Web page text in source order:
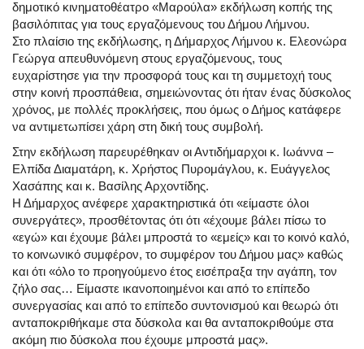
δημοτικό κινηματοθέατρο «Μαρούλα» εκδήλωση κοπής της
βασιλόπιτας για τους εργαζόμενους του Δήμου Λήμνου.
Στο πλαίσιο της εκδήλωσης, η Δήμαρχος Λήμνου κ. Ελεονώρα
Γεώργα απευθυνόμενη στους εργαζόμενους, τους
ευχαρίστησε για την προσφορά τους και τη συμμετοχή τους
στην κοινή προσπάθεια, σημειώνοντας ότι ήταν ένας δύσκολος
χρόνος, με πολλές προκλήσεις, που όμως ο Δήμος κατάφερε
να αντιμετωπίσει χάρη στη δική τους συμβολή.
Στην εκδήλωση παρευρέθηκαν οι Αντιδήμαρχοι κ. Ιωάννα –
Ελπίδα Διαματάρη, κ. Χρήστος Πυρομάγλου, κ. Ευάγγελος
Χασάπης και κ. Βασίλης Αρχοντίδης.
Η Δήμαρχος ανέφερε χαρακτηριστικά ότι «είμαστε όλοι
συνεργάτες», προσθέτοντας ότι ότι «έχουμε βάλει πίσω το
«εγώ» και έχουμε βάλει μπροστά το «εμείς» και το κοινό καλό,
το κοινωνικό συμφέρον, το συμφέρον του Δήμου μας» καθώς
και ότι «όλο το προηγούμενο έτος εισέπραξα την αγάπη, τον
ζήλο σας… Είμαστε ικανοποιημένοι και από το επίπεδο
συνεργασίας και από το επίπεδο συντονισμού και θεωρώ ότι
ανταποκριθήκαμε στα δύσκολα και θα ανταποκριθούμε στα
ακόμη πιο δύσκολα που έχουμε μπροστά μας».